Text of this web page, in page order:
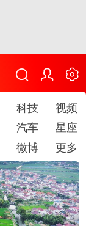
科技
视频
汽车
星座
微博 更多